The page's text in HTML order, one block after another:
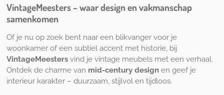
VintageMeesters – waar design en vakmanschap
samenkomen
Of je nu op zoek bent naar een blikvanger voor je
woonkamer of een subtiel accent met historie, bij
VintageMeestersvind je vintage meubels met een verhaal.
Ontdek de charme van mid-century designen geef je
interieur karakter – duurzaam, stijlvol en tijdloos.